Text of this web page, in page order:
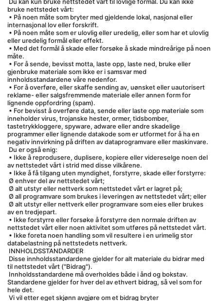
bruke nettstedet vårt:
internasjonal lov eller forskrift.
eller uredelig formål eller effekt.
måte.
gjenbruke materiale som ikke er i samsvar med
innholdsstandardene våre nedenfor.
reklame- eller salgsfremmende materiale eller annen form for
lignende oppfordring (spam).
inneholder virus, trojanske hester, ormer, tidsbomber,
tastetrykkloggere, spyware, adware eller andre skadelige
programmer eller lignende datakode som er utformet for å ha en
negativ innvirkning på driften av dataprogramvare eller maskinvare.
Du er også enig:
av nettstedet vårt i strid med disse vilkårene.
• Ikke å få tilgang uten myndighet, forstyrre, skade eller forstyrre:
Ø enhver del av nettstedet vårt;
Ø alt utstyr eller nettverk som nettstedet vårt er lagret på;
Ø all programvare som brukes i leveringen av nettstedet vårt; eller
av en tredjepart.
nettstedet vårt eller noen aktivitet som utføres på nettstedet vårt.
databelastning på nettstedets nettverk.
INNHOLDSSTANDARDER
til nettstedet vårt ("Bidrag").
Standardene gjelder for hver del av ethvert bidrag, så vel som for
hele det.